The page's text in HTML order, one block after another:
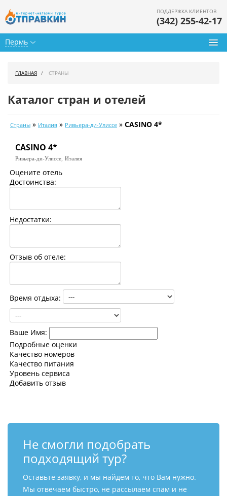
Пермь
ПОДДЕРЖКА КЛИЕНТОВ
(342) 255-42-17
Календарь туров
Цены дня
Страны
ГЛАВНАЯ СТРАНЫ
Каталог стран и отелей
Страны » Италия » Ривьера-ди-Улиссе » CASINO 4*
CASINO 4*
Ривьера-ди-Улиссе, Италия
Оцените отель
Достоинства:
Недостатки:
Отзыв об отеле:
Время отдыха:
Ваше Имя:
Подробные оценки
Качество номеров
Качество питания
Уровень сервиса
Добавить отзыв
Не смогли подобрать
подходящий тур?
Оставьте заявку, и мы найдем то, что Вам нужно.
Мы отвечаем быстро, не рассылаем спам и не